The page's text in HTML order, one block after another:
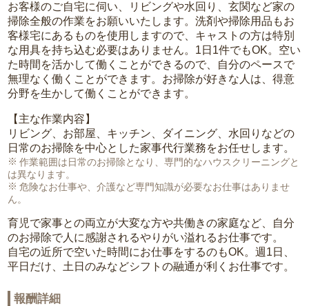
お客様のご自宅に伺い、リビングや水回り、玄関など家の
掃除全般の作業をお願いいたします。洗剤や掃除用品もお
客様宅にあるものを使用しますので、キャストの方は特別
な用具を持ち込む必要はありません。1日1件でもOK。空い
た時間を活かして働くことができるので、自分のペースで
無理なく働くことができます。お掃除が好きな人は、得意
分野を生かして働くことができます。
【主な作業内容】
リビング、お部屋、キッチン、ダイニング、水回りなどの
日常のお掃除を中心とした家事代行業務をお任せします。
作業範囲は日常のお掃除となり、専門的なハウスクリーニングと
は異なります。
危険なお仕事や、介護など専門知識が必要なお仕事はありませ
ん。
育児で家事との両立が大変な方や共働きの家庭など、自分
のお掃除で人に感謝されるやりがい溢れるお仕事です。
自宅の近所で空いた時間にお仕事をするのもOK。週1日、
平日だけ、土日のみなどシフトの融通が利くお仕事です。
報酬詳細